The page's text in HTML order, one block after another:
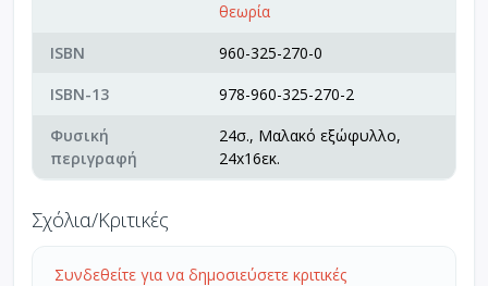
θεωρία
ISBN
960-325-270-0
ISBN-13
978-960-325-270-2
Φυσική
περιγραφή
24σ., Μαλακό εξώφυλλο,
24x16εκ.
Σχόλια/Κριτικές
Συνδεθείτε για να δημοσιεύσετε κριτικές